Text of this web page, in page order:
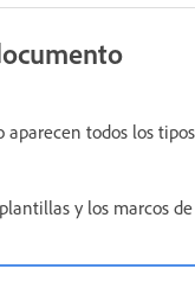
todos los
y los marcos